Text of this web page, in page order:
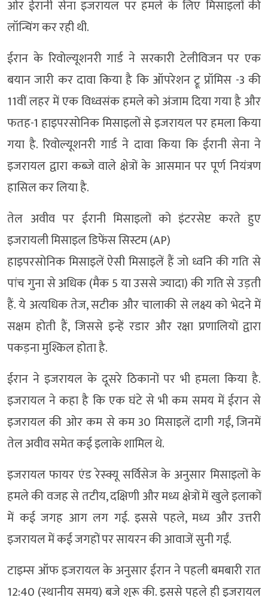
ओर ईरानी सेना इजरायल पर हमले के लिए मिसाइलों की
लॉन्चिंग कर रही थी.
ईरान के रिवोल्यूशनरी गार्ड ने सरकारी टेलीविजन पर एक
बयान जारी कर दावा किया है कि ऑपरेशन ट्रू प्रॉमिस -3 की
11वीं लहर में एक विध्वसंक हमले को अंजाम दिया गया है और
फतह-1 हाइपरसोनिक मिसाइलों से इजरायल पर हमला किया
गया है. रिवोल्यूशनरी गार्ड ने दावा किया कि ईरानी सेना ने
इजरायल द्वारा कब्जे वाले क्षेत्रों के आसमान पर पूर्ण नियंत्रण
हासिल कर लिया है.
तेल अवीव पर ईरानी मिसाइलों को इंटरसेप्ट करते हुए
इजरायली मिसाइल डिफेंस सिस्टम (AP)
हाइपरसोनिक मिसाइलें ऐसी मिसाइलें हैं जो ध्वनि की गति से
पांच गुना से अधिक (मैक 5 या उससे ज्यादा) की गति से उड़ती
हैं. ये अत्यधिक तेज, सटीक और चालाकी से लक्ष्य को भेदने में
सक्षम होती हैं, जिससे इन्हें रडार और रक्षा प्रणालियों द्वारा
पकड़ना मुश्किल होता है.
ईरान ने इजरायल के दूसरे ठिकानों पर भी हमला किया है.
इजरायल ने कहा है कि एक घंटे से भी कम समय में ईरान से
इजरायल की ओर कम से कम 30 मिसाइलें दागी गईं, जिनमें
तेल अवीव समेत कई इलाके शामिल थे.
इजरायल फायर एंड रेस्क्यू सर्विसेज के अनुसार मिसाइलों के
हमले की वजह से तटीय, दक्षिणी और मध्य क्षेत्रों में खुले इलाकों
में कई जगह आग लग गई. इससे पहले, मध्य और उत्तरी
इजरायल में कई जगहों पर सायरन की आवाजें सुनी गईं.
टाइम्स ऑफ इजरायल के अनुसार ईरान ने पहली बमबारी रात
12:40 (स्थानीय समय) बजे शुरू की. इससे पहले ही इजरायल